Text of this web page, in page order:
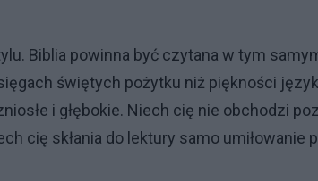
Biblia powinna być czytana w tym
świętych pożytku niż piękności
i głębokie. Niech cię nie obchodzi
cię skłania do lektury samo umiłowanie